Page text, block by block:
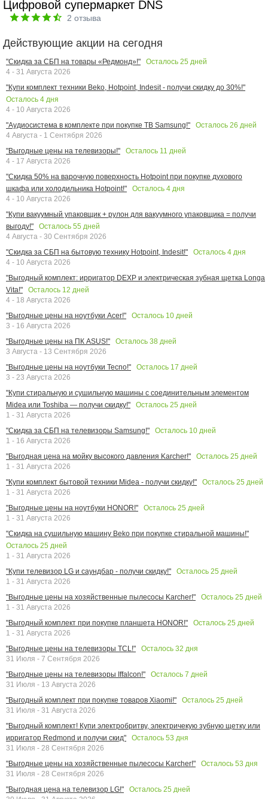
Цифровой супермаркет DNS
2 отзыва
Действующие акции на сегодня
"Скидка за СБП на товары «Редмонд»!" Осталось 25 дней
4 - 31 Августа 2026
"Купи комплект техники Beko, Hotpoint, Indesit - получи скидку до 30%!"
Осталось 4 дня
4 - 10 Августа 2026
"Аудиосистема в комплекте при покупке ТВ Samsung!"
Осталось 26 дней
4 Августа - 1 Сентября 2026
"Выгодные цены на телевизоры!"
Осталось 11 дней
4 - 17 Августа 2026
"Скидка 50% на варочную поверхность Hotpoint при покупке духового
шкафа или холодильника Hotpoint!"
Осталось 4 дня
4 - 10 Августа 2026
"Купи вакуумный упаковщик + рулон для вакуумного упаковщика = получи
выгоду!"
Осталось 55 дней
4 Августа - 30 Сентября 2026
"Скидка за СБП на бытовую технику Hotpoint, Indesit!"
Осталось 4 дня
4 - 10 Августа 2026
"Выгодный комплект: ирригатор DEXP и электрическая зубная щетка Longa
Vita!"
Осталось 12 дней
4 - 18 Августа 2026
"Выгодные цены на ноутбуки Acer!"
Осталось 10 дней
3 - 16 Августа 2026
"Выгодные цены на ПК ASUS!"
Осталось 38 дней
3 Августа - 13 Сентября 2026
"Выгодные цены на ноутбуки Tecno!"
Осталось 17 дней
3 - 23 Августа 2026
"Купи стиральную и сушильную машины с соединительным элементом
Midea или Toshiba — получи скидку!"
Осталось 25 дней
1 - 31 Августа 2026
"Скидка за СБП на телевизоры Samsung!"
Осталось 10 дней
1 - 16 Августа 2026
"Выгодная цена на мойку высокого давления Karcher!"
Осталось 25 дней
1 - 31 Августа 2026
"Купи комплект бытовой техники Midea - получи скидку!"
Осталось 25 дней
1 - 31 Августа 2026
"Выгодные цены на ноутбуки HONOR!"
Осталось 25 дней
1 - 31 Августа 2026
"Скидка на сушильную машину Beko при покупке стиральной машины!"
Осталось 25 дней
1 - 31 Августа 2026
"Купи телевизор LG и саундбар - получи скидку!"
Осталось 25 дней
1 - 31 Августа 2026
"Выгодные цены на хозяйственные пылесосы Karcher!"
Осталось 25 дней
1 - 31 Августа 2026
"Выгодный комплект при покупке планшета HONOR!"
Осталось 25 дней
1 - 31 Августа 2026
"Выгодные цены на телевизоры TCL!"
Осталось 32 дня
31 Июля - 7 Сентября 2026
"Выгодные цены на телевизоры Iffalcon!"
Осталось 7 дней
31 Июля - 13 Августа 2026
"Выгодный комплект при покупке товаров Xiaomi!"
Осталось 25 дней
31 Июля - 31 Августа 2026
"Выгодный комплект! Купи электробритву, электричекую зубную щетку или
ирригатор Redmond и получи скид"
Осталось 53 дня
31 Июля - 28 Сентября 2026
"Выгодные цены на хозяйственные пылесосы Karcher!"
Осталось 53 дня
31 Июля - 28 Сентября 2026
"Выгодная цена на телевизор LG!"
Осталось 25 дней